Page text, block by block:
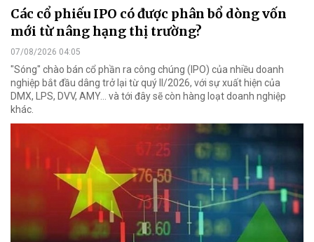
Các cổ phiếu IPO có được phân bổ dòng vốn
mới từ nâng hạng thị trường?
07/08/2026 04:05
"Sóng" chào bán cổ phần ra công chúng (IPO) của nhiều doanh
nghiệp bắt đầu dâng trở lại từ quý II/2026, với sự xuất hiện của
DMX, LPS, DVV, AMY... và tới đây sẽ còn hàng loạt doanh nghiệp
khác.